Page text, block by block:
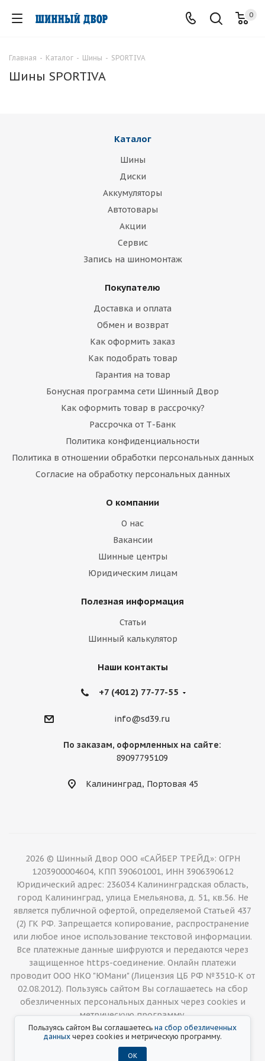
0
Главная - Каталог - Шины - SPORTIVA
Шины SPORTIVA
Каталог
Шины
Диски
Аккумуляторы
Автотовары
Акции
Сервис
Запись на шиномонтаж
Покупателю
Доставка и оплата
Обмен и возврат
Как оформить заказ
Как подобрать товар
Гарантия на товар
Бонусная программа сети Шинный Двор
Как оформить товар в рассрочку?
Рассрочка от Т-Банк
Политика конфиденциальности
Политика в отношении обработки персональных данных
Согласие на обработку персональных данных
О компании
О нас
Вакансии
Шинные центры
Юридическим лицам
Полезная информация
Статьи
Шинный калькулятор
Наши контакты
+7 (4012) 77-77-55
info@sd39.ru
По заказам, оформленных на сайте:
89097795109
Калининград, Портовая 45
2026 © Шинный Двор ООО «САЙБЕР ТРЕЙД»: ОГРН
1203900004604, КПП 390601001, ИНН 3906390612
Юридический адрес: 236034 Калининградская область,
город Калининград, улица Емельянова, д. 51, кв.56. Не
является публичной офертой, определяемой Статьей 437
(2) ГК РФ. Запрещается копирование, распространение
или любое иное использование текстовой информации.
Все платежные данные шифруются и передаются через
защищенное https-соединение. Онлайн платежи
проводит ООО НКО "ЮМани" (Лицензия ЦБ РФ №3510-К от
02.08.2012). Пользуясь сайтом Вы соглашаетесь на сбор
обезличенных персональных данных через cookies и
метрическую программу.
Пользуясь сайтом Вы соглашаетесь на сбор обезличенных
данныхчерез cookies и метрическую программу.
ОК